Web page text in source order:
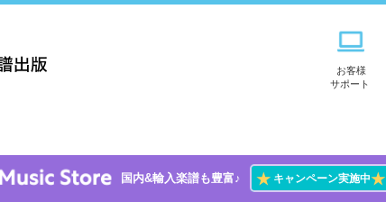
お客様
サポート
国内&輸入楽譜も豊富♪ ★キャンペーン実施中★